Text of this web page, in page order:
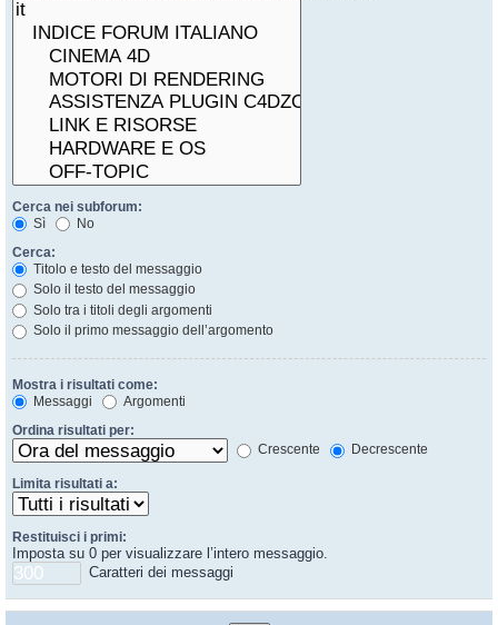
Cerca nei subforum:
Sì
No
Cerca:
Titolo e testo del messaggio
Solo il testo del messaggio
Solo tra i titoli degli argomenti
Solo il primo messaggio dell’argomento
Mostra i risultati come:
Messaggi
Argomenti
Ordina risultati per:
Crescente
Decrescente
Limita risultati a:
Restituisci i primi:
Imposta su 0 per visualizzare l’intero messaggio.
Caratteri dei messaggi